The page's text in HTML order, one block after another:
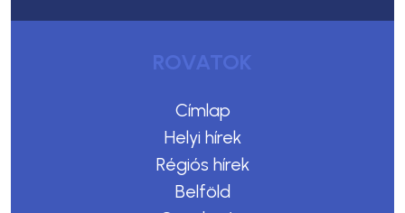
ROVATOK
Címlap
Helyi hírek
Régiós hírek
Belföld